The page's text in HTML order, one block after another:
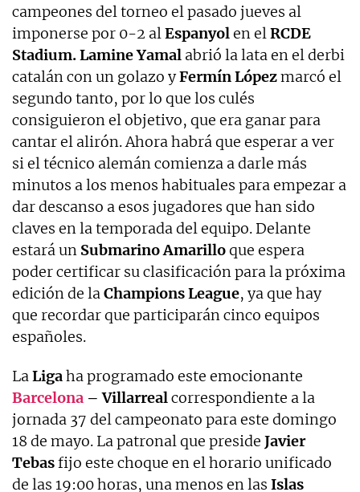
campeones del torneo el pasado jueves al
imponerse por 0-2 alEspanyolen elRCDE
Stadium. Lamine Yamal abrió la lata en el derbi
catalán con un golazo yFermín Lópezmarcó el
segundo tanto, por lo que los culés
consiguieron el objetivo, que era ganar para
cantar el alirón. Ahora habrá que esperar a ver
si el técnico alemán comienza a darle más
minutos a los menos habituales para empezar a
dar descanso a esos jugadores que han sido
claves en la temporada del equipo. Delante
estará un Submarino Amarilloque espera
poder certificar su clasificación para la próxima
edición de laChampions League, ya que hay
que recordar que participarán cinco equipos
españoles.
LaLigaha programado este emocionante
Barcelona – Villarrealcorrespondiente a la
jornada 37 del campeonato para este domingo
18 de mayo. La patronal que preside Javier
Tebasfijo este choque en el horario unificado
de las 19:00 horas, una menos en las Islas